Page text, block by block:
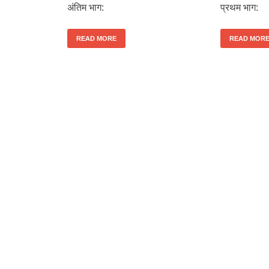
अंतिम भाग:
READ MORE
प्रथम भाग:
READ MORE